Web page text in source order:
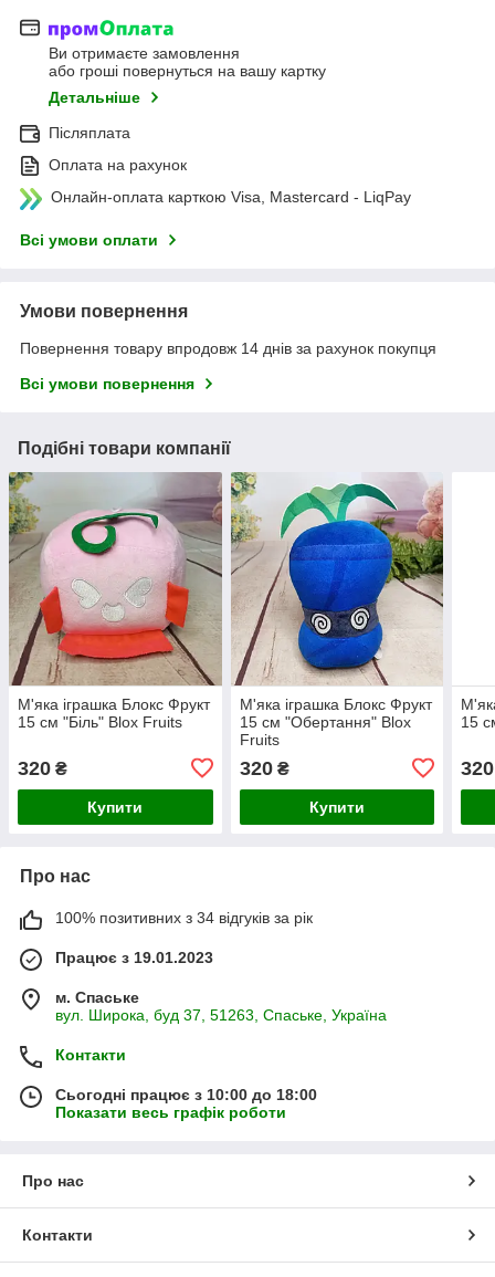
Ви отримаєте замовлення
або гроші повернуться на вашу картку
Детальніше
Післяплата
Оплата на рахунок
Онлайн-оплата карткою Visa, Mastercard - LiqPay
Всі умови оплати
Умови повернення
Повернення товару впродовж 14 днів за рахунок покупця
Всі умови повернення
Подібні товари компанії
М'яка іграшка Блокс Фрукт
15 см "Біль" Blox Fruits
320 ₴
Купити
М'яка іграшка Блокс Фрукт
15 см "Обертання" Blox
Fruits
320₴
Купити
15
320
Про нас
100% позитивних з 34 відгуків за рік
Працює з 19.01.2023
м. Спаське
вул. Широка, буд 37, 51263, Спаське, Україна
Контакти
Сьогодні працює з 10:00 до 18:00
Показати весь графік роботи
Про нас
Контакти